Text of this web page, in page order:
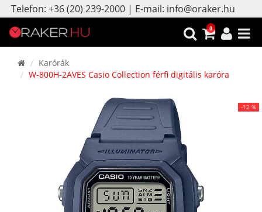
Telefon: +36 (20) 239-2000 | E-mail: info@oraker.hu
0
Karórák
W-800H-2AVES Casio Collection férfi digitális karóra
-12 %